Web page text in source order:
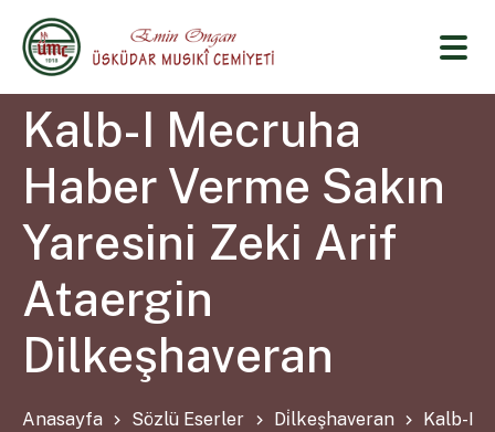
Kalb-I Mecruha
Haber Verme Sakın
Yaresini Zeki Arif
Ataergin
Dilkeşhaveran
Anasayfa Sözlü Eserler Di̇lkeşhaveran Kalb-I